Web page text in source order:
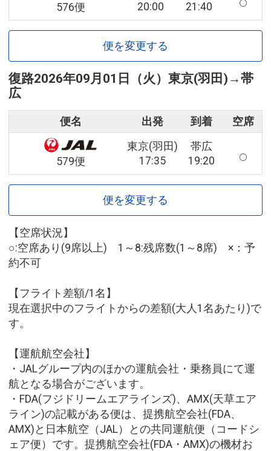
576便
20:00
21:40
便を変更する
復路2026年09月01日（火） 東京(羽田) →帯
広
便名 出発 到着 空席
579便
東京(羽田)
17:35
帯広
19:20
便を変更する
【空席状況】
○:空席あり(9席以上) 1～8:残席数(1～8席) ×：予
約不可
【フライト差額/1名】
現在選択中のフライトからの差額(大人1名あたり)で
す。
【運航航空会社】
・JALグループ内のほかの運航会社・乗務員にて運
航となる場合がございます。
・FDA(フジドリームエアラインズ)、AMX(天草エア
ライン)の記載がある便は、提携航空会社(FDA、
AMX)と日本航空（JAL）との共同運航便（コードシ
ェア便）です。提携航空会社(FDA・AMX)の機材お